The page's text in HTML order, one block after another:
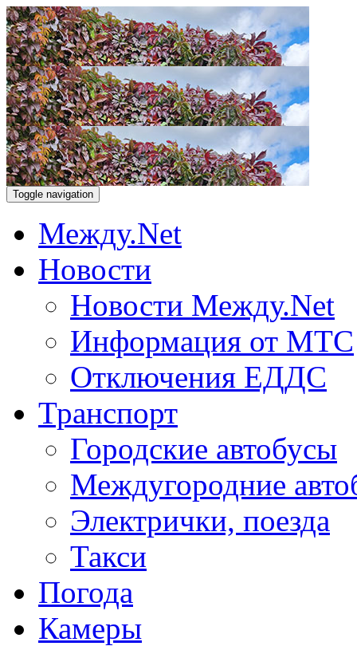
Toggle navigation
Между.Net
Новости
Новости Между.Net
Информация от МТС
Отключения ЕДДС
Транспорт
Городские автобусы
Междугородние
Электрички, поезда
Такси
Погода
Камеры